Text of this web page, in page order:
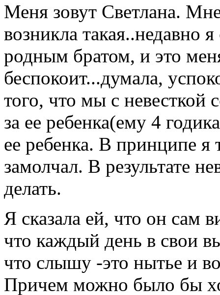
Меня зовут Светлана.
возникла такая..недавно
родным братом, и это
беспокоит...думала,
того, что мы с невесткой
за ее ребенка(ему 4
ее ребенка. В принципе я
замолчал. В результате
делать.
Я сказала ей, что он сам
что каждый день в свои
что слышу -это нытье и
Причем можно было бы